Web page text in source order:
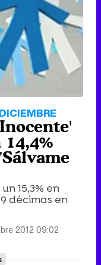
15,3% en
décimas en
2012 09:02